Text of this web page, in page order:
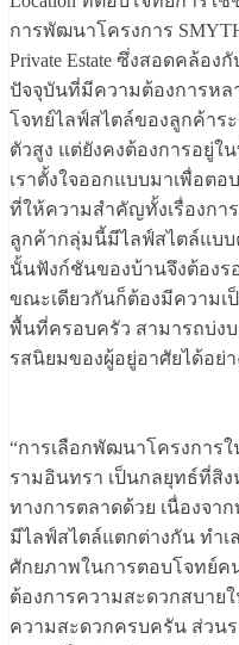
การพัฒนาโครงการ
Private Estate ซึ่งสอดคล้อ
ปัจจุบันที่มีความต้องการหล
โจทย์ไลฟ์สไตล์ของลูกค้าร
ตัวสูง แต่ยังคงต้องการอยู่ใ
เราตั้งใจออกแบบมาเพื่อต
ที่ให้ความสำคัญทั้งเรื่องกา
ลูกค้ากลุ่มนี้มีไลฟ์สไตล์แบบ
นั้นฟังก์ชันของบ้านจึงต้องร
ขณะเดียวกันก็ต้องมีความเ
พื้นที่ครอบครัว สามารถบ่งบอ
รสนิยมของผู้อยู่อาศัยได้อย่า
“การเลือกพัฒนาโครงการ
รามอินทรา เป็นกลยุทธ์ที่สิง
ทางการตลาดด้วย เนื่องจา
มีไลฟ์สไตล์แตกต่างกัน ทำเ
ศักยภาพในการตอบโจทย์ค
ต้องการความสะดวกสบาย
ความสะดวกครบครัน ส่วน